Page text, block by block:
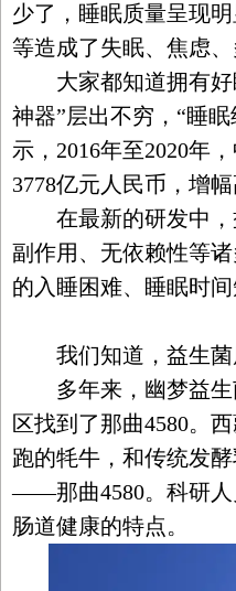
少了，睡眠质量呈现
等造成了失眠、焦虑、
大家都知道拥有好
神器”层出不穷，“睡
示，2016年至2020年
3778亿元人民币，增
在最新的研发中，
副作用、无依赖性等
的入睡困难、睡眠时
我们知道，益生菌
多年来，幽梦益生
区找到了那曲4580。
跑的牦牛，和传统发
——那曲4580。科研人
肠道健康的特点。